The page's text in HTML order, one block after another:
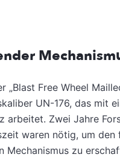
„Blast Free Wheel
UN-176, das mit
arbeitet. Zwei Jahre
waren nötig, um den
Mechanismus zu